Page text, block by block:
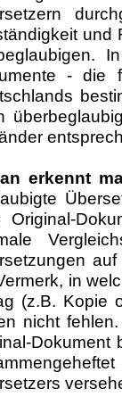
und
- die
erkennt
Original-
in
(z.B. Kopie
nicht
Dokument